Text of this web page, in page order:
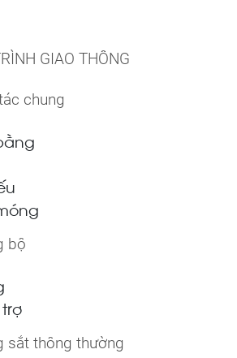
GIAO THÔNG
chung
bộ
sắt thông thường